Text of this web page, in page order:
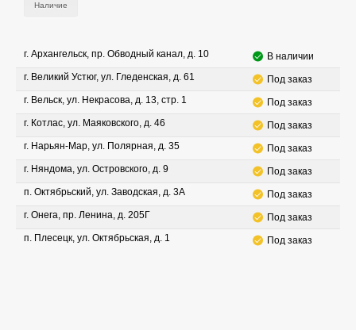
Наличие
г. Архангельск, пр. Обводный канал, д. 10
В наличии
г. Великий Устюг, ул. Гледенская, д. 61
Под заказ
г. Вельск, ул. Некрасова, д. 13, стр. 1
Под заказ
г. Котлас, ул. Маяковского, д. 46
Под заказ
г. Нарьян-Мар, ул. Полярная, д. 35
Под заказ
г. Няндома, ул. Островского, д. 9
Под заказ
п. Октябрьский, ул. Заводская, д. 3А
Под заказ
г. Онега, пр. Ленина, д. 205Г
Под заказ
п. Плесецк, ул. Октябрьская, д. 1
Под заказ